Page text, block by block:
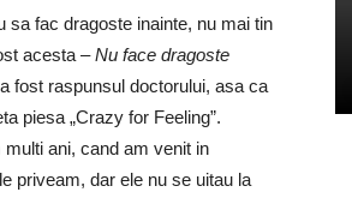
sa fac dragoste inainte, nu mai tin
acesta –Nu face dragoste
a fost raspunsul doctorului, asa ca
piesa „Crazy for Feeling”.
ani, cand am venit in
priveam, dar ele nu se uitau la